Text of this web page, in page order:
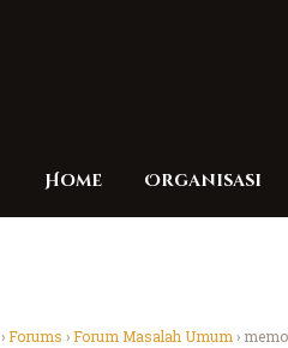
Home Organisasi
›Forums ›Forum Masalah Umum ›